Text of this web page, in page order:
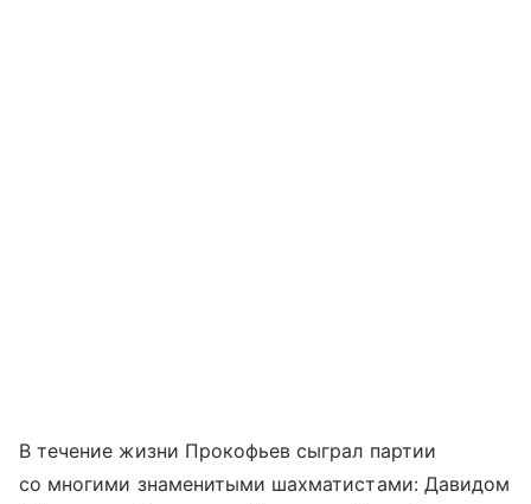
В течение жизни Прокофьев сыграл партии
со многими знаменитыми шахматистами: Давидом